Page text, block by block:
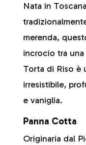
Nata in
merenda,
incrocio tra
Torta di Riso è
irresistibile,
e vaniglia.
Panna Cotta
Originaria dal